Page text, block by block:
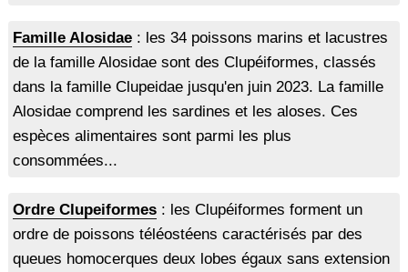
Famille Alosidae: les 34 poissons marins et lacustres
de la famille Alosidae sont des Clupéiformes, classés
dans la famille Clupeidae jusqu'en juin 2023. La famille
Alosidae comprend les sardines et les aloses. Ces
espèces alimentaires sont parmi les plus
consommées...
Ordre Clupeiformes: les Clupéiformes forment un
ordre de poissons téléostéens caractérisés par des
queues homocerques deux lobes égaux sans extension